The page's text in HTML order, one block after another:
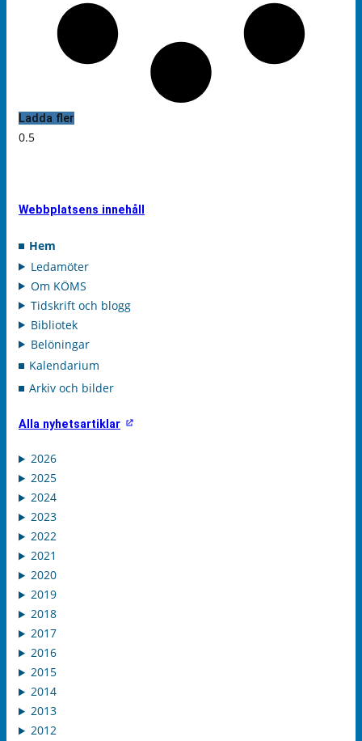
Ladda fler
Webbplatsens innehåll
Hem
Ledamöter
Om KÖMS
Tidskrift och blogg
Bibliotek
Belöningar
Kalendarium
Arkiv och bilder
Alla nyhetsartiklar
2026
2025
2024
2023
2022
2021
2020
2019
2018
2017
2016
2015
2014
2013
2012